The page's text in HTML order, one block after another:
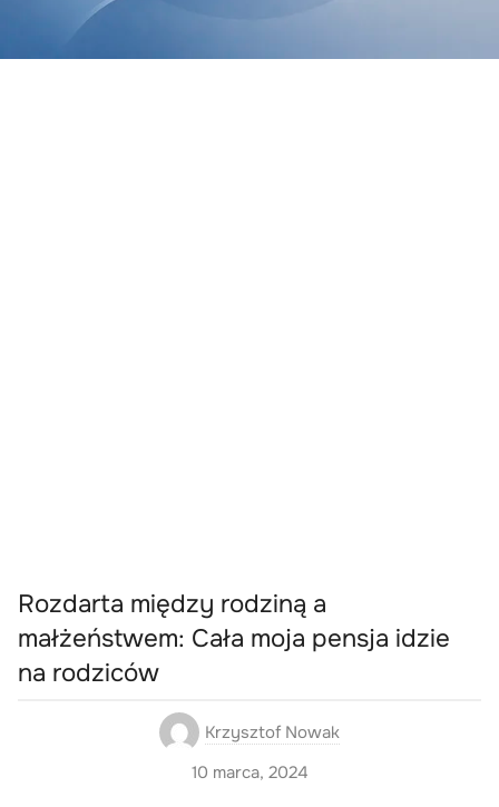
Rozdarta między rodziną a
małżeństwem: Cała moja pensja idzie
na rodziców
Krzysztof Nowak
10 marca, 2024